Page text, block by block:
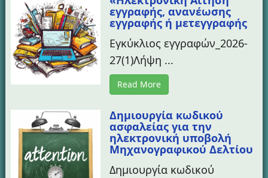
εγγραφής, ανανέωσης
εγγραφής ή μετεγγραφής
Εγκύκλιος εγγραφών_2026-
27(1)Λήψη ...
Read More
Δημιουργία κωδικού
ασφαλείας για την
ηλεκτρονική υποβολή
Μηχανογραφικού Δελτίου
Δημιουργία κωδικού